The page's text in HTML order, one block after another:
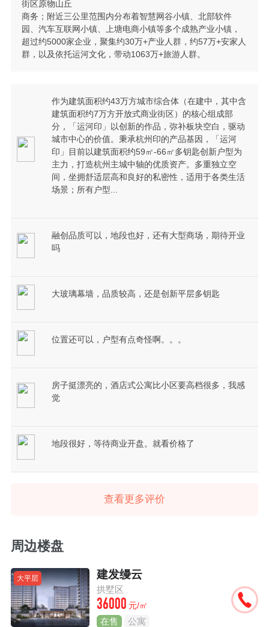
街区原物山丘
商务；附近三公里范围内分布着智慧网谷小镇、北部软件
园、汽车互联网小镇、上塘电商小镇等多个成熟产业小镇，
超过约5000家企业，聚集约30万+产业人群，约57万+安家人
群，以及依托运河文化，带动1063万+旅游人群。
作为建筑面积约43万方城市综合体（在建中，其中含
建筑面积约7万方开放式商业街区）的核心组成部
分，「运河印」以创新的作品，弥补板块空白，驱动
城市中心的价值。秉承杭州印的产品基因，「运河
印」目前以建筑面积约59㎡-66㎡多钥匙创新户型为
主力，打造杭州主城中轴的优质资产。多重独立空
间，坐拥舒适层高和良好的私密性，适用于各类生活
场景；所有户型...
融创品质可以，地段也好，还有大型商场，期待开业
吗
大玻璃幕墙，品质较高，还是创新平层多钥匙
位置还可以，户型有点奇怪啊。。。
房子挺漂亮的，酒店式公寓比小区要高档很多，我感
觉
地段很好，等待商业开盘。就看价格了
查看更多评价
周边楼盘
大平层 建发缦云
拱墅区
36000 元/㎡
在售 公寓